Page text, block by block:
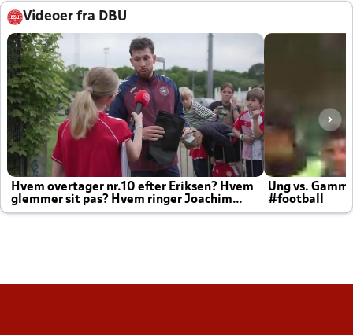
Videoer fra DBU
Hvem overtager nr.10 efter Eriksen? Hvem
glemmer sit pas? Hvem ringer Joachim
altid til efter kampe?
Ung vs.
#football